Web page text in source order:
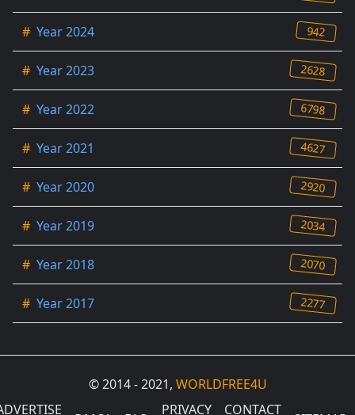
# Year 2024 942
# Year 2023 2628
# Year 2022 6798
# Year 2021 4627
# Year 2020 2920
# Year 2019 2034
# Year 2018 2070
# Year 2017 2277
© 2014 - 2021, WORLDFREE4U
PRIVACY CONTACT